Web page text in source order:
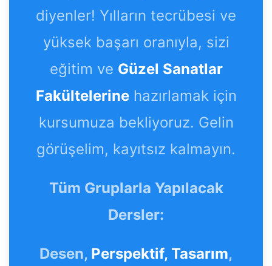
diyenler! Yılların tecrübesi ve
yüksek başarı oranıyla, sizi
eğitim ve Güzel Sanatlar
Fakültelerinehazırlamak için
kursumuza bekliyoruz. Gelin
görüşelim, kayıtsız kalmayın.
Tüm Gruplarla Yapılacak
Dersler:
Desen, Perspektif, Tasarım,